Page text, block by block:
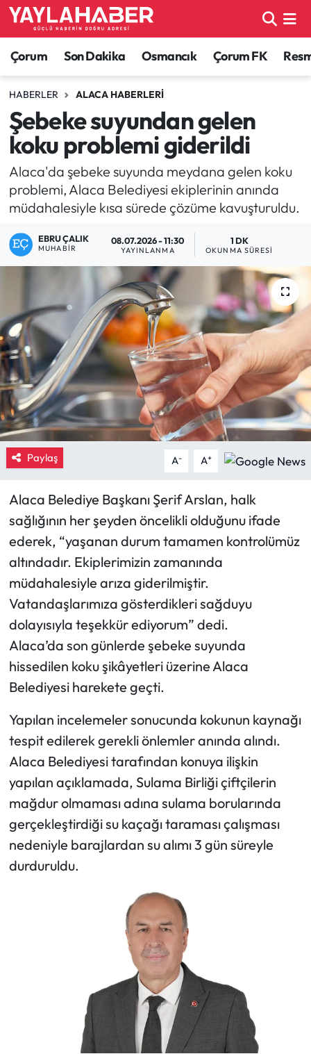
Çorum Son Dakika Osmancık Çorum FK
HABERLER ALACA HABERLERI
Şebeke suyundan gelen
koku problemi giderildi
Alaca'da şebeke suyunda meydana gelen koku
problemi, Alaca Belediyesi ekiplerinin anında
müdahalesiyle kısa sürede çözüme kavuşturuldu.
EBRU ÇALIK
MUHABIR
08.07.2026 - 11:30
YAYINLANMA
1 DK
OKUNMA SÜRESI
Paylaş A- A+
Alaca Belediye Başkanı Şerif Arslan, halk
sağlığının her şeyden öncelikli olduğunu ifade
ederek, “yaşanan durum tamamen kontrolümüz
altındadır. Ekiplerimizin zamanında
müdahalesiyle arıza giderilmiştir.
Vatandaşlarımıza gösterdikleri sağduyu
dolayısıyla teşekkür ediyorum” dedi.
Alaca’da son günlerde şebeke suyunda
hissedilen koku şikâyetleri üzerine Alaca
Belediyesi harekete geçti.
Yapılan incelemeler sonucunda kokunun kaynağı
tespit edilerek gerekli önlemler anında alındı.
Alaca Belediyesi tarafından konuya ilişkin
yapılan açıklamada, Sulama Birliği çiftçilerin
mağdur olmaması adına sulama borularında
gerçekleştirdiği su kaçağı taraması çalışması
nedeniyle barajlardan su alımı 3 gün süreyle
durduruldu.
Alaca Haberleri
Bayat Haberleri
Bilgi - Keşfet Haberleri
Bilim ve Teknoloji
Boğazkale Haberleri
Çorum Son Dakika Haberleri
Dodurga Haberleri
Eğitim
Ekonomi
Güncel
İskilip Haberleri
Kimdir?
Kültür Sanat
Laçin Haberleri
Magazin
Mecitözü Haberleri
Oğuzlar Haberleri
Ortaköy Haberleri
Osmancık Haberleri
Otomotiv
Resmi İlan
Resmi Reklam
Sungurlu Haberleri
Çorum Nöbetçi Eczaneler
Çorum Hava Durumu
Çorum Namaz Vakitleri
Çorum Trafik Yoğunluk Haritası
TFF 1.Lig Puan Durumu ve Fikstür
Son Dakika Haberleri
Haber Arşivi